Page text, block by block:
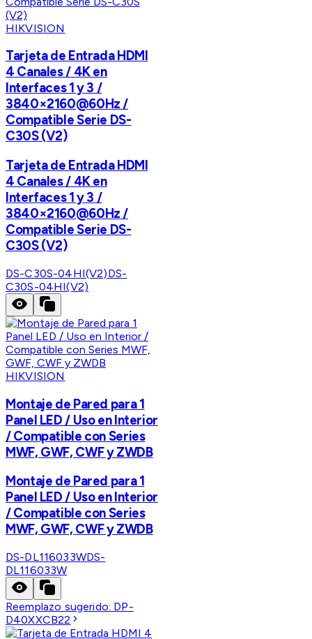
HIKVISION
Tarjeta de Entrada HDMI
4 Canales / 4K en
Interfaces 1 y 3 /
3840×2160@60Hz /
Compatible Serie DS-
C30S (V2)
Tarjeta de Entrada HDMI
4 Canales / 4K en
Interfaces 1 y 3 /
3840×2160@60Hz /
Compatible Serie DS-
C30S (V2)
DS-C30S-04HI(V2)DS-
C30S-04HI(V2)
HIKVISION
Montaje de Pared para 1
Panel LED / Uso en Interior
/ Compatible con Series
MWF, GWF, CWF y ZWDB
Montaje de Pared para 1
Panel LED / Uso en Interior
/ Compatible con Series
MWF, GWF, CWF y ZWDB
DS-DL116033WDS-
DL116033W
Reemplazo sugerido: DP-
D40XXCB22